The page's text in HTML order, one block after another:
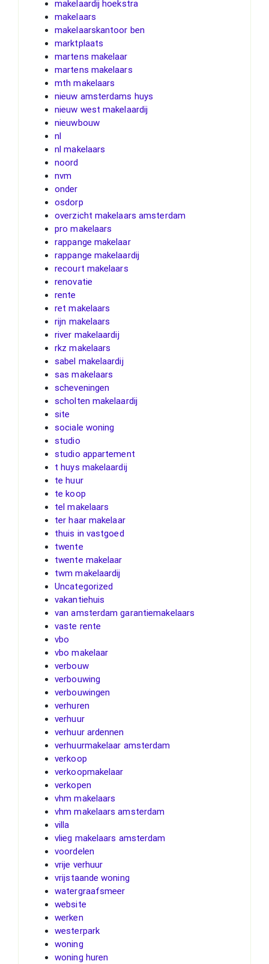
makelaardij hoekstra
makelaars
makelaarskantoor ben
marktplaats
martens makelaar
martens makelaars
mth makelaars
nieuw amsterdams huys
nieuw west makelaardij
nieuwbouw
nl
nl makelaars
noord
nvm
onder
osdorp
overzicht makelaars amsterdam
pro makelaars
rappange makelaar
rappange makelaardij
recourt makelaars
renovatie
rente
ret makelaars
rijn makelaars
river makelaardij
rkz makelaars
sabel makelaardij
sas makelaars
scheveningen
scholten makelaardij
site
sociale woning
studio
studio appartement
t huys makelaardij
te huur
te koop
tel makelaars
ter haar makelaar
thuis in vastgoed
twente
twente makelaar
twm makelaardij
Uncategorized
vakantiehuis
van amsterdam garantiemakelaars
vaste rente
vbo
vbo makelaar
verbouw
verbouwing
verbouwingen
verhuren
verhuur
verhuur ardennen
verhuurmakelaar amsterdam
verkoop
verkoopmakelaar
verkopen
vhm makelaars
vhm makelaars amsterdam
villa
vlieg makelaars amsterdam
voordelen
vrije verhuur
vrijstaande woning
watergraafsmeer
website
werken
westerpark
woning
woning huren